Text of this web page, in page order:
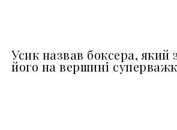
Усик назвав боксера, який
його на вершині